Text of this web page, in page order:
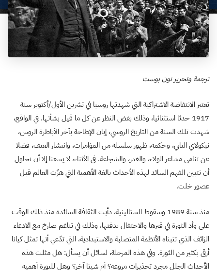
ترجمة وتحرير نون بوست
تعتبر الانتفاضة الاشتراكية التي شهدتها روسيا في تشرين الأول/أكتوبر سنة
1917 حدثا استثنائيا، وذلك بغض النظر عن كل ما قيل بشأنها. في الواقع،
شهدت تلك السنة من التاريخ الروسي، إبان الإطاحة بآخر الأباطرة الروس،
نيكولاي الثاني، وحكمه، ظهور سلسلة من المؤامرات، وانتشار العنف، فضلا
عن تنامي مشاعر الولاء، والغدر، والشجاعة. في الأثناء، لا يسعنا إلا أن نحاول
أن نتبين الفهم السائد لهذه الأحداث بالغة الأهمية التي هزّت العالم قبل
عصور خلت.
منذ سنة 1989 وسقوط الستالينية، دأبت الثقافة السائدة منذ ذلك الوقت
على وأد الثورة في قبرها والاحتفال بدفنها، وذلك في تناغم صارخ مع الادعاء
الزائف الذي تتبناه الأنظمة المتصلبة والاستبدادية، التي تدّعي أنها تمثل كيانا
أرقى بكثير من الثورة. وفي هذه المرحلة، لسائل أن يسأل: هل مثلت هذه
الأحداث الجلل مجرد تحذيرات مروعة؟ أم شيئا آخر؟ وهل للثورة أهمية